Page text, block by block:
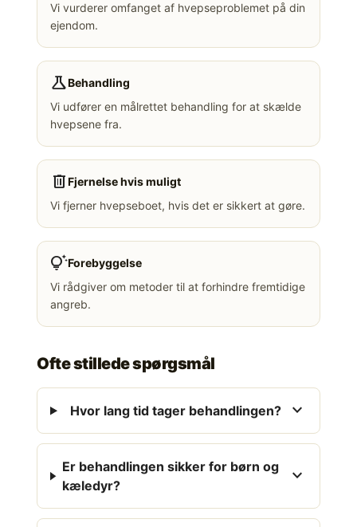
Vi vurderer omfanget af hvepseproblemet på din
ejendom.
scienceBehandling
Vi udfører en målrettet behandling for at skælde
hvepsene fra.
deleteFjernelse hvis muligt
Vi fjerner hvepseboet, hvis det er sikkert at gøre.
tips_and_updatesForebyggelse
Vi rådgiver om metoder til at forhindre fremtidige
angreb.
Ofte stillede spørgsmål
Hvor lang tid tager behandlingen? expand_more
Er behandlingen sikker for børn og
kæledyr?
expand_more